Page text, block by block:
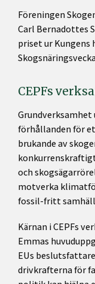
Föreningen
Carl Bernadottes
priset ur Kungens
CEPFs
förhållanden för
brukande av
och
motverka
fossil-fritt
Kärnan i CEPFs
Emmas
EUs
drivkrafterna för